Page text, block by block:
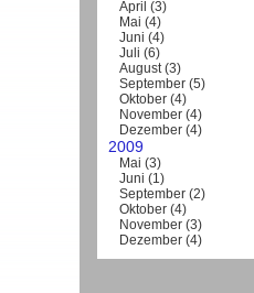
April (3)
Mai (4)
Juni (4)
Juli (6)
August(3)
September (5)
Oktober (4)
November (4)
Dezember (4)
2009
Mai (3)
Juni (1)
September (2)
Oktober (4)
November (3)
Dezember (4)